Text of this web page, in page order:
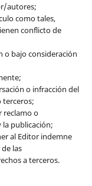
autores;
como tales,
conflicto de
o bajo consideración
o infracción del
terceros;
reclamo o
publicación;
al Editor indemne
las
a terceros.